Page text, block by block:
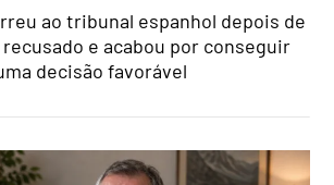
ao tribunal espanhol depois de
e acabou por conseguir
decisão favorável